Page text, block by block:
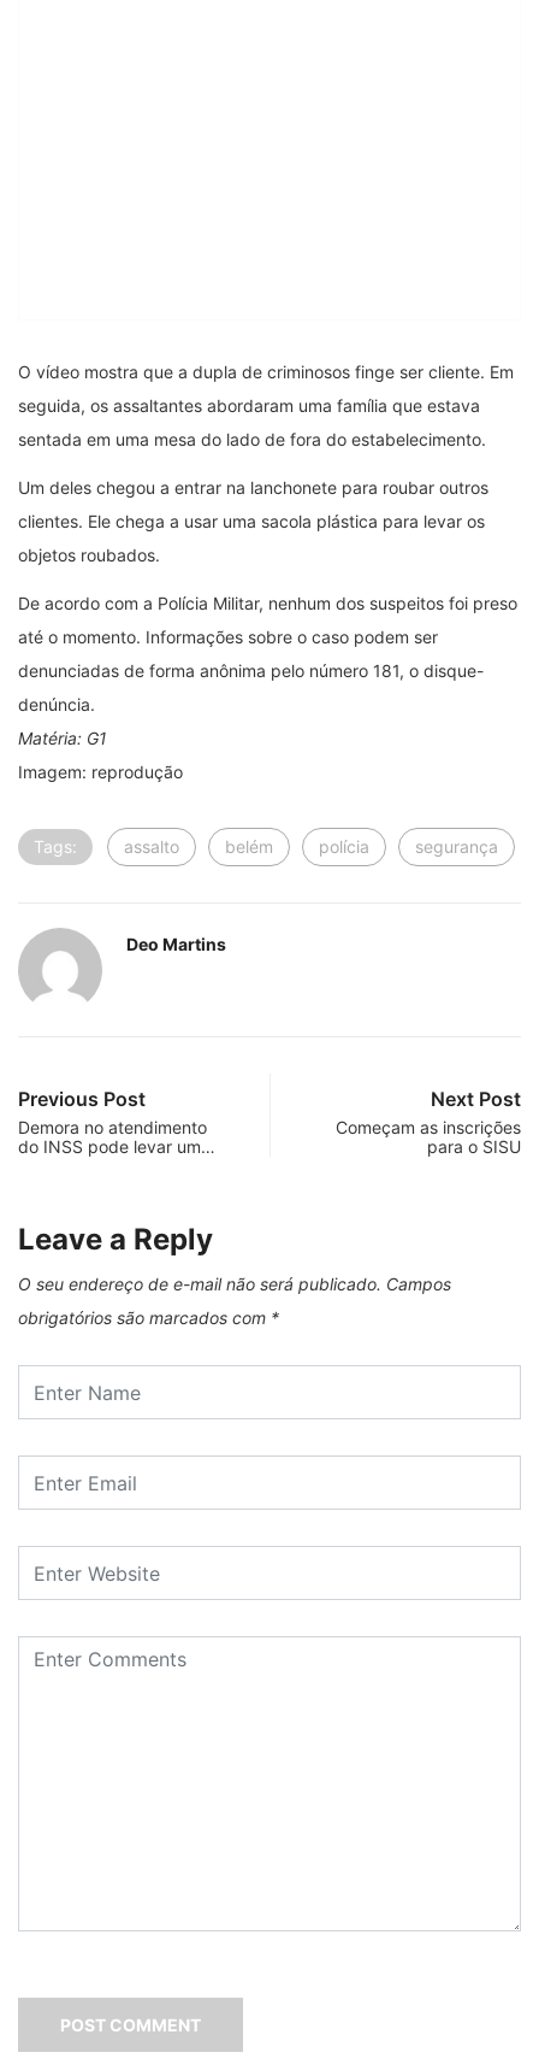
O vídeo mostra que a dupla de criminosos finge ser cliente. Em
seguida, os assaltantes abordaram uma família que estava
sentada em uma mesa do lado de fora do estabelecimento.
Um deles chegou a entrar na lanchonete para roubar outros
clientes. Ele chega a usar uma sacola plástica para levar os
objetos roubados.
De acordo com a Polícia Militar, nenhum dos suspeitos foi preso
até o momento. Informações sobre o caso podem ser
denunciadas de forma anônima pelo número 181, o disque-
denúncia.
Matéria: G1
Imagem: reprodução
Tags: assalto belém polícia segurança
Deo Martins
Previous Post
Demora no atendimento
do INSS pode levar um…
Next Post
Começam as inscrições
para o SISU
Leave a Reply
O seu endereço de e-mail não será publicado. Campos
obrigatórios são marcados com *